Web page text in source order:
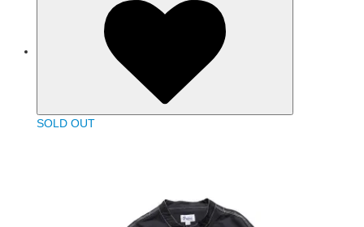
SOLD OUT